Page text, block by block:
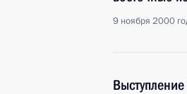
9 ноября 2000